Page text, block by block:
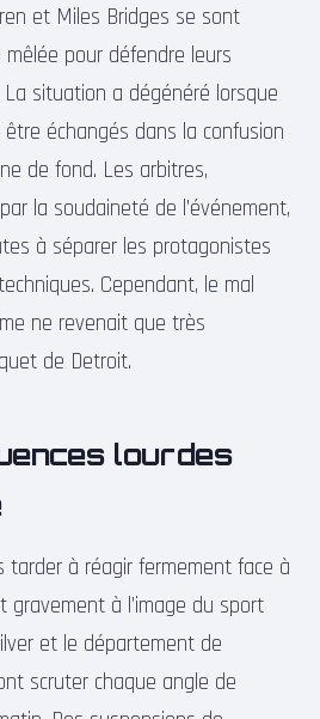
et Miles Bridges se sont
pour défendre leurs
situation a dégénéré lorsque
échangés dans la confusion
de fond. Les arbitres,
la soudaineté de l’événement,
à séparer les protagonistes
Cependant, le mal
ne revenait que très
de Detroit.
lourdes
tarder à réagir fermement face à
gravement à l’image du sport
et le département de
scruter chaque angle de